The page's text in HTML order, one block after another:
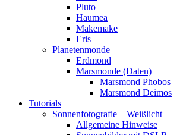
Pluto
Haumea
Makemake
Eris
Planetenmonde
Erdmond
Marsmonde (Daten)
Marsmond Phobos
Marsmond Deimos
Tutorials
Sonnenfotografie – Weißlicht
Allgemeine Hinweise